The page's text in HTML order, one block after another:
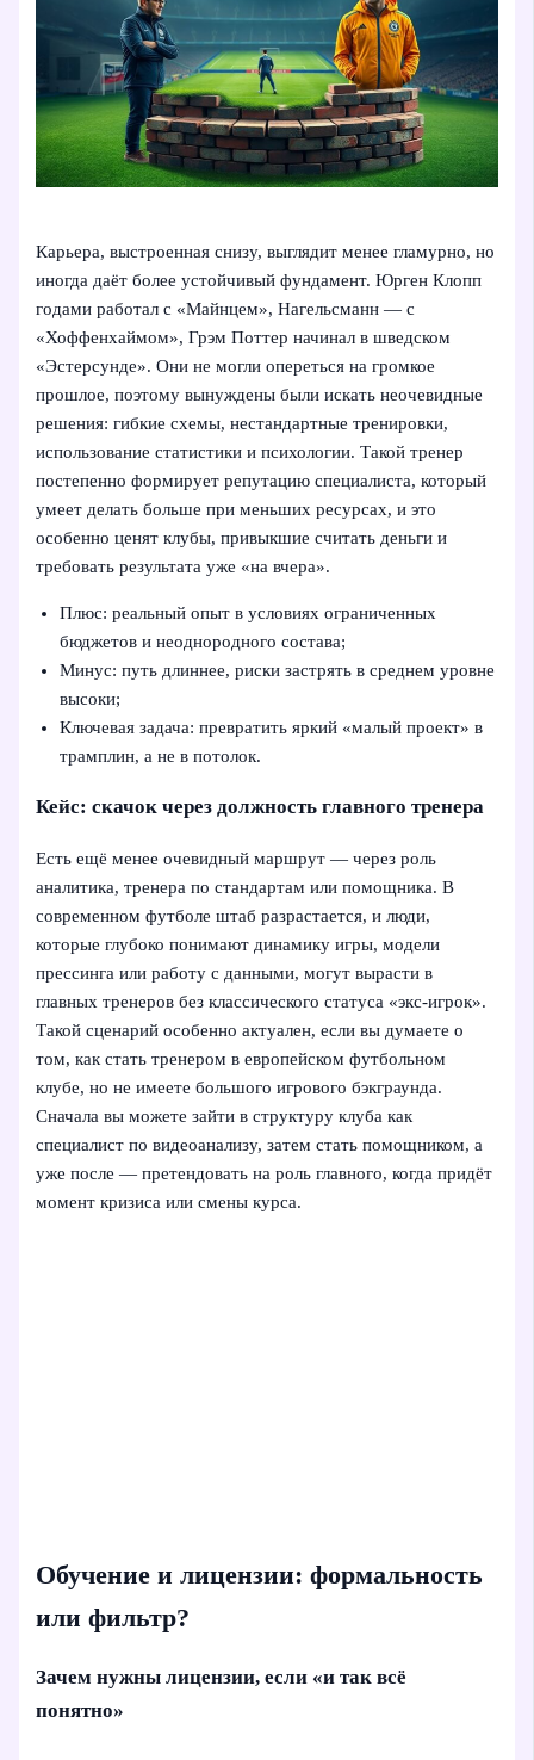
Карьера, выстроенная снизу, выглядит менее гламурно, но
иногда даёт более устойчивый фундамент. Юрген Клопп
годами работал с «Майнцем», Нагельсманн — с
«Хоффенхаймом», Грэм Поттер начинал в шведском
«Эстерсунде». Они не могли опереться на громкое
прошлое, поэтому вынуждены были искать неочевидные
решения: гибкие схемы, нестандартные тренировки,
использование статистики и психологии. Такой тренер
постепенно формирует репутацию специалиста, который
умеет делать больше при меньших ресурсах, и это
особенно ценят клубы, привыкшие считать деньги и
требовать результата уже «на вчера».
Плюс: реальный опыт в условиях ограниченных
бюджетов и неоднородного состава;
Минус: путь длиннее, риски застрять в среднем уровне
высоки;
Ключевая задача: превратить яркий «малый проект» в
трамплин, а не в потолок.
Кейс: скачок через должность главного тренера
Есть ещё менее очевидный маршрут — через роль
аналитика, тренера по стандартам или помощника. В
современном футболе штаб разрастается, и люди,
которые глубоко понимают динамику игры, модели
прессинга или работу с данными, могут вырасти в
главных тренеров без классического статуса «экс-игрок».
Такой сценарий особенно актуален, если вы думаете о
том, как стать тренером в европейском футбольном
клубе, но не имеете большого игрового бэкграунда.
Сначала вы можете зайти в структуру клуба как
специалист по видеоанализу, затем стать помощником, а
уже после — претендовать на роль главного, когда придёт
момент кризиса или смены курса.
Обучение и лицензии: формальность
или фильтр?
Зачем нужны лицензии, если «и так всё
понятно»